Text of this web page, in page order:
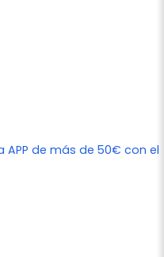
APP de más de 50€ con el